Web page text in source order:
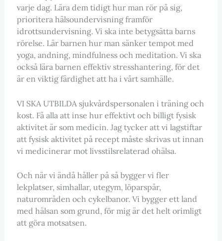
varje dag. Lära dem tidigt hur man rör på sig,
prioritera hälsoundervisning framför
idrottsundervisning. Vi ska inte betygsätta barns
rörelse. Lär barnen hur man sänker tempot med
yoga, andning, mindfulness och meditation. Vi ska
också lära barnen effektiv stresshantering, för det
är en viktig färdighet att ha i vårt samhälle.
VI SKA UTBILDA sjukvårdspersonalen i träning och
kost. Få alla att inse hur effektivt och billigt fysisk
aktivitet är som medicin. Jag tycker att vi lagstiftar
att fysisk aktivitet på recept måste skrivas ut innan
vi medicinerar mot livsstilsrelaterad ohälsa.
Och när vi ändå håller på så bygger vi fler
lekplatser, simhallar, utegym, löparspår,
naturområden och cykelbanor. Vi bygger ett land
med hälsan som grund, för mig är det helt orimligt
att göra motsatsen.